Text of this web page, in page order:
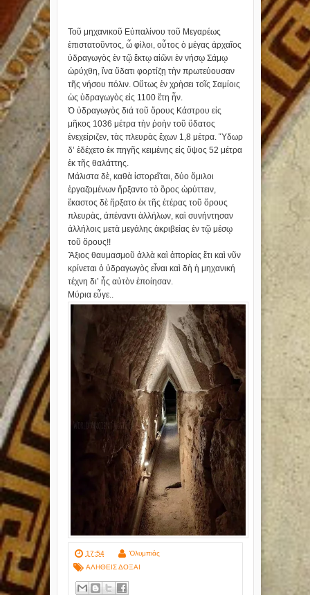
Τοῦ μηχανικοῦ Εὐπαλίνου τοῦ Μεγαρέως
ἐπιστατοῦντος, ὦ φὶλοι, οὗτος ὁ μέγας ἀρχαῖος
ὑδραγωγὸς ἐν τῷ ἕκτῳ αἰῶνι ἐν νήσῳ Σάμῳ
ὠρύχθη, ἵνα ὕδατι φορτίζῃ τὴν πρωτεύουσαν
τῆς νήσου πόλιν. Οὕτως ἐν χρὴσει τοῖς Σαμίοις
ὡς ὑδραγωγὸς εἰς 1100 ἔτη ἦν.
Ὁ ὑδραγωγὸς διά τοῦ ὄρους Κάστρου εἰς
μῆκος 1036 μέτρα τὴν ῥοὴν τοῦ ὕδατος
ἐνεχείριζεν, τὰς πλευρὰς ἔχων 1,8 μέτρα. Ὕδωρ
δ’ ἐδέχετο ἐκ πηγῆς κειμένης εἰς ὕψος 52 μέτρα
ἐκ τῆς θαλάττης.
Μάλιστα δὲ, καθὰ ἱστορεῖται, δύο ὅμιλοι
ἐργαζομένων ἤρξαντο τὸ ὂρος ὠρύττειν,
ἕκαστος δὲ ἤρξατο ἐκ τῆς ἑτέρας τοῦ ὄρους
πλευρὰς, ἀπέναντι ἀλλήλων, καὶ συνήντησαν
ἀλλήλοις μετὰ μεγάλης ἀκριβείας ἐν τῷ μέσῳ
τοῦ ὄρους!!
Ἄξιος θαυμασμοῦ ἀλλὰ καὶ ἀπορίας ἔτι καὶ νῦν
κρίνεται ὁ ὑδραγωγὸς εἶναι καὶ δὴ ἡ μηχανική
τέχνη δι’ ἧς αὐτὸν ἐποίησαν.
Μύρια εὖγε..
17:54
Ὀλυμπιάς
ΑΛΗΘΕΙΣ ΔΟΞΑΙ